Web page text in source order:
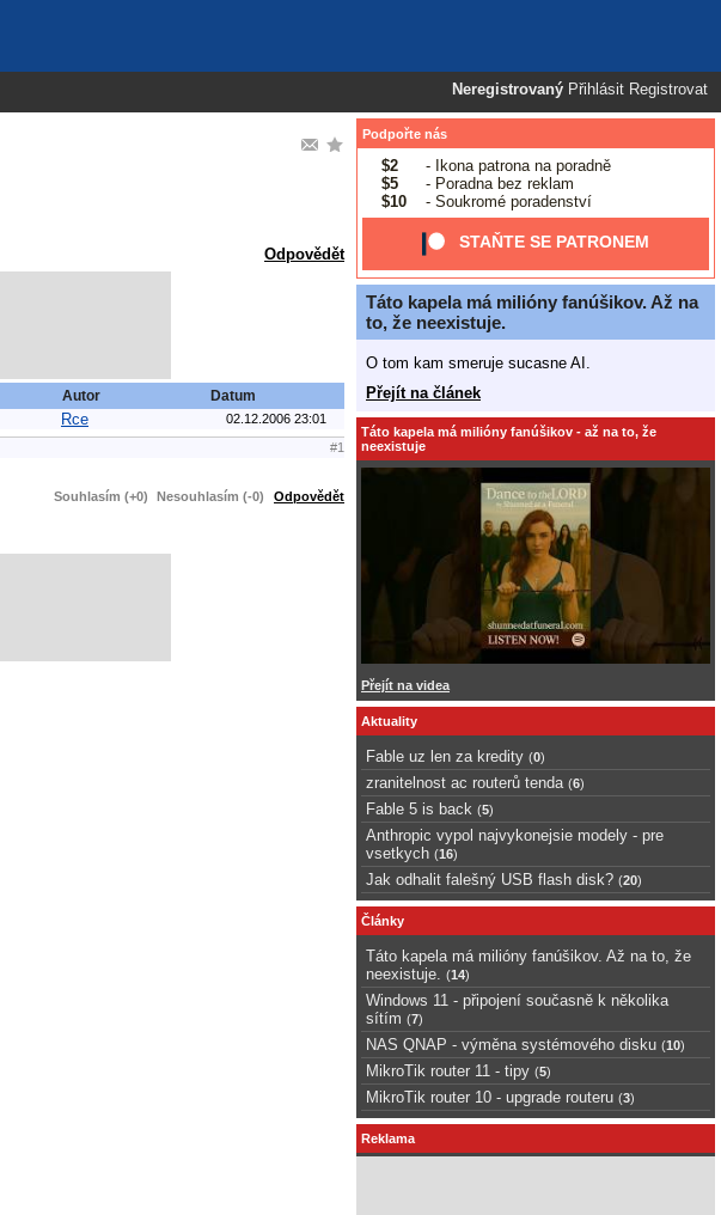
Neregistrovaný Přihlásit Registrovat
Odpovědět
Autor Datum
Rce 02.12.2006 23:01
#1
Souhlasím (+0) Nesouhlasím (-0) Odpovědět
Podpořte nás
$2
- Ikona patrona na poradně
$5
- Poradna bez reklam
$10
- Soukromé poradenství
STAŇTE SE PATRONEM
Táto kapela má milióny fanúšikov. Až na
to, že neexistuje.
O tom kam smeruje sucasne AI.
Přejít na článek
Táto kapela má milióny fanúšikov - až na to, že
neexistuje
Přejít na videa
Aktuality
Fable uz len za kredity (0)
zranitelnost ac routerů tenda (6)
Fable 5 is back (5)
Anthropic vypol najvykonejsie modely - pre
vsetkych (16)
Jak odhalit falešný USB flash disk? (20)
Články
Táto kapela má milióny fanúšikov. Až na to, že
neexistuje.
(14)
Windows 11 - připojení současně k několika
sítím (7)
NAS QNAP - výměna systémového disku (10)
MikroTik router 11 - tipy (5)
MikroTik router 10 - upgrade routeru (3)
Reklama